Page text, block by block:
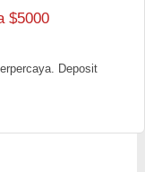
Deposit